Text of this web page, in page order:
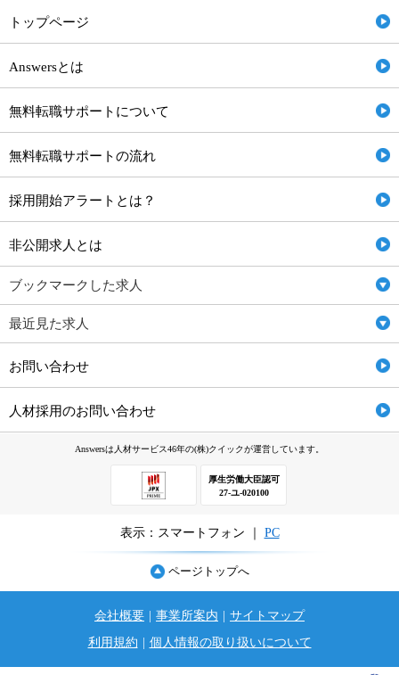
トップページ
Answersとは
無料転職サポートについて
無料転職サポートの流れ
採用開始アラートとは？
非公開求人とは
ブックマークした求人
最近見た求人
お問い合わせ
人材採用のお問い合わせ
Answersは人材サービス46年の(株)クイックが運営しています。
厚生労働大臣認可
27-ユ-020100
表示：スマートフォン ｜ PC
ページトップへ
会社概要 事業所案内
サイトマップ
利用規約
個人情報の取り扱いについて